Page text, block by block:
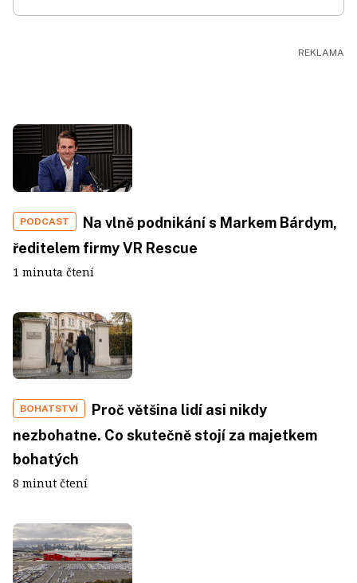
PODCAST
Na vlně podnikání s Markem Bárdym,
ředitelem firmy VR Rescue
1 minuta čtení
BOHATSTVÍ
Proč většina lidí asi nikdy
nezbohatne. Co skutečně stojí za majetkem
bohatých
8 minut čtení